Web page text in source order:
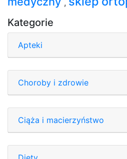
,
Kategorie
Apteki
Choroby i zdrowie
Ciąża i macierzyństwo